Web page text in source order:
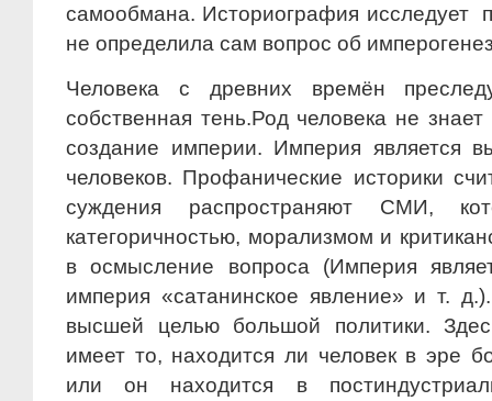
самообмана. Историография исследует
не определила сам вопрос об
Человека с древних времён
собственная тень.Род человека не
создание империи. Империя является
человеков. Профанические историки
суждения распространяют СМИ,
категоричностью, морализмом и
в осмысление вопроса (Империя
империя «сатанинское явление» и т.
высшей целью большой политики.
имеет то, находится ли человек в эре
или он находится в